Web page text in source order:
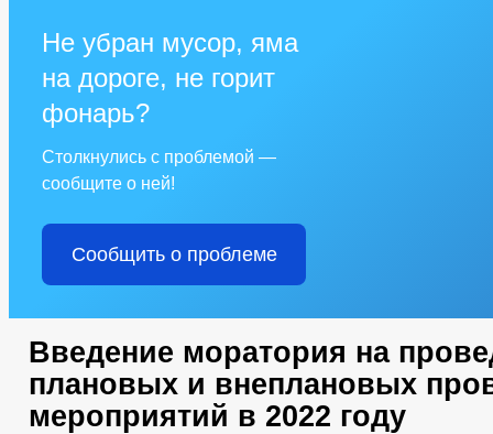
Не убран мусор, яма
на дороге, не горит
фонарь?
Столкнулись с проблемой —
сообщите о ней!
Сообщить о проблеме
Введение моратория на
плановых и внеплановых
мероприятий в 2022 году